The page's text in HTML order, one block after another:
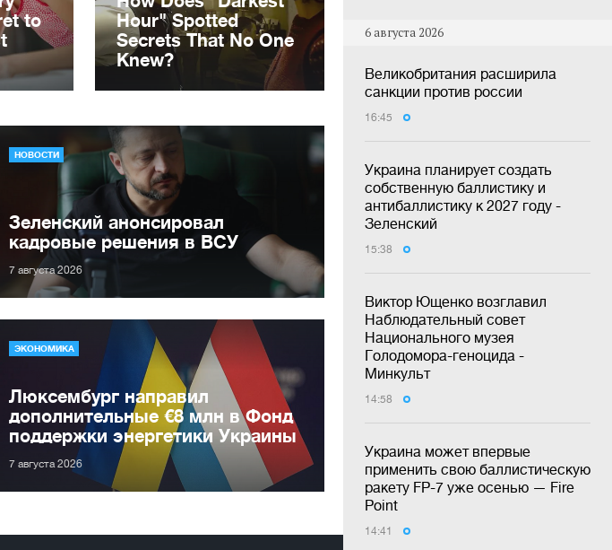
6 августа 2026
Великобритания расширила
санкции против россии
16:45
Украина планирует создать
собственную баллистику и
антибаллистику к 2027 году -
Зеленский
15:38
Виктор Ющенко возглавил
Наблюдательный совет
Национального музея
Голодомора-геноцида -
Минкульт
14:58
Украина может впервые
применить свою баллистическую
ракету FP-7 уже осенью — Fire
Point
14:41
НОВОСТИ
Зеленский анонсировал
кадровые решения в ВСУ
7 августа 2026
ЭКОНОМИКА
Люксембург направил
дополнительные €8 млн в Фонд
поддержки энергетики Украины
7 августа 2026